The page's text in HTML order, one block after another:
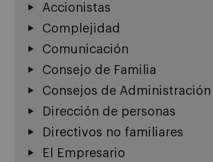
Accionistas
Complejidad
Comunicación
Consejo de Familia
Consejos de Administración
Dirección de personas
Directivos no familiares
El Empresario